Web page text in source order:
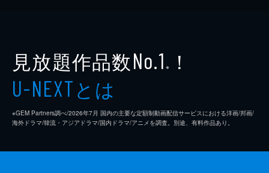
見放題作品数No.1 ※ ！
U-NEXTとは
※GEM Partners調べ/2026年7⽉ 国内の主要な定額制動画配信サービスにおける洋画/邦画/
海外ドラマ/韓流・アジアドラマ/国内ドラマ/アニメを調査。別途、有料作品あり。